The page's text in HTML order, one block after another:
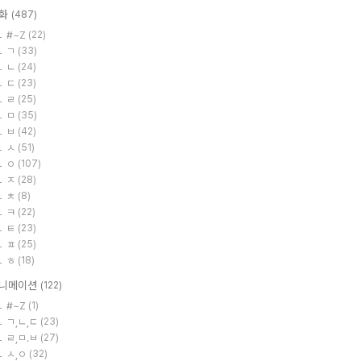
(487)
#~Z (22)
ㄱ (33)
ㄴ (24)
ㄷ (23)
ㄹ (25)
ㅁ (35)
ㅂ (42)
ㅅ (51)
ㅇ (107)
ㅈ (28)
ㅊ (8)
ㅋ (22)
ㅌ (23)
ㅍ (25)
ㅎ (18)
메이션 (122)
#~Z (1)
ㄱ,ㄴ,ㄷ (23)
ㄹ,ㅁ.ㅂ (27)
ㅅ,ㅇ (32)